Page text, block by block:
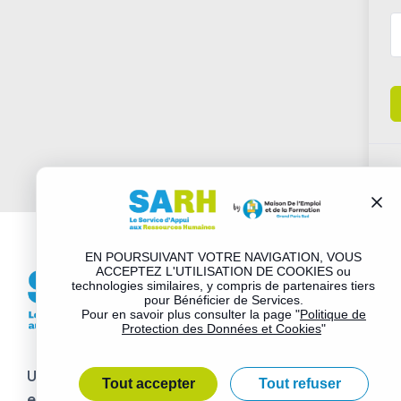
Un service d’appui RH de proximité, personnalisé et
EN POURSUIVANT VOTRE NAVIGATION, VOUS
ACCEPTEZ L'UTILISATION DE COOKIES ou
technologies similaires, y compris de partenaires tiers
pour Bénéficier de Services.
Pour en savoir plus consulter la page "Politique de
Protection des Données et Cookies"
Tout accepter Tout refuser